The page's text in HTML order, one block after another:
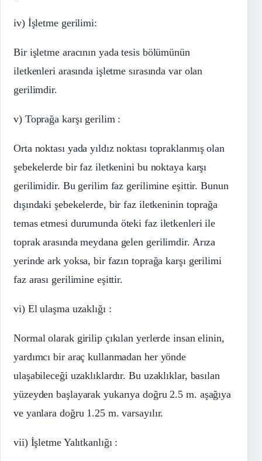
iv) İşletme gerilimi:
Bir işletme aracının yada tesis bölümünün
iletkenleri arasında işletme sırasında var olan
gerilimdir.
v) Toprağa karşı gerilim :
Orta noktası yada yıldız noktası topraklanmış olan
şebekelerde bir faz iletkenini bu noktaya karşı
gerilimidir. Bu gerilim faz gerilimine eşittir. Bunun
dışındaki şebekelerde, bir faz iletkeninin toprağa
temas etmesi durumunda öteki faz iletkenleri ile
toprak arasında meydana gelen gerilimdir. Arıza
yerinde ark yoksa, bir fazın toprağa karşı gerilimi
faz arası gerilimine eşittir.
vi) El ulaşma uzaklığı :
Normal olarak girilip çıkılan yerlerde insan elinin,
yardımcı bir araç kullanmadan her yönde
ulaşabileceği uzaklıklardır. Bu uzaklıklar, basılan
yüzeyden başlayarak yukarıya doğru 2.5 m. aşağıya
ve yanlara doğru 1.25 m. varsayılır.
vii) İşletme Yalıtkanlığı :